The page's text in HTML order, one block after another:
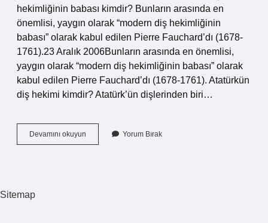
hekimliğinin babası kimdir? Bunların arasında en
önemlisi, yaygın olarak “modern diş hekimliğinin
babası” olarak kabul edilen Pierre Fauchard’dı (1678-
1761).23 Aralık 2006Bunların arasında en önemlisi,
yaygın olarak “modern diş hekimliğinin babası” olarak
kabul edilen Pierre Fauchard’dı (1678-1761). Atatürkün
diş hekimi kimdir? Atatürk’ün dişlerinden biri…
Devamını okuyun Türkiyede
Ilk
Yorum Bırak
Sitemap